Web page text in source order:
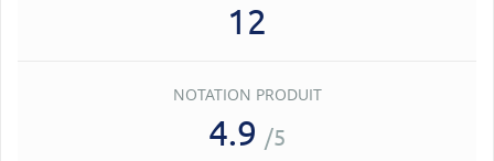
12
NOTATION PRODUIT
4.9 /5